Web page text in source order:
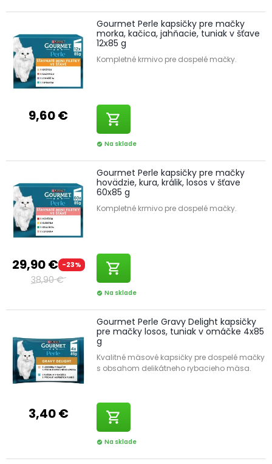
9,60 €
Gourmet Perle kapsičky pre mačky
morka, kačica, jahňacie, tuniak v šťave
12x85 g
Kompletné krmivo pre dospelé mačky.
shopping_cart
check_circle Na sklade
29,90 € -23%
38,90 €
Gourmet Perle kapsičky pre mačky
hovädzie, kura, králik, losos v šťave
60x85 g
Kompletné krmivo pre dospelé mačky.
shopping_cart
check_circle Na sklade
3,40 €
Gourmet Perle Gravy Delight kapsičky
pre mačky losos, tuniak v omáčke 4x85
g
Kvalitné mäsové kapsičky pre dospelé mačky
s obsahom delikátneho rybacieho mäsa.
shopping_cart
check_circle Na sklade